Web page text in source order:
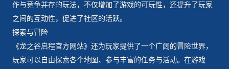
作与竞争并存的玩法，不仅增加了游戏的可玩性，还提升了玩家
之间的互动性，促进了社区的活跃。
探索与冒险
《龙之谷启程官方网站》还为玩家提供了一个广阔的冒险世界，
玩家可以自由探索各个地图、参与丰富的任务与活动。在游戏